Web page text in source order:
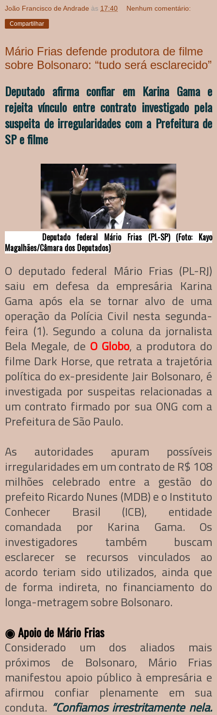
João Francisco de Andrade às 17:40 Nenhum comentário:
Compartilhar
Mário Frias defende produtora de filme
sobre Bolsonaro: “tudo será esclarecido”
Deputado afirma confiar em Karina Gama e
rejeita vínculo entre contrato investigado pela
suspeita de irregularidades com a Prefeitura de
SP e filme
Deputado federal Mário Frias (PL-SP) (Foto: Kayo
Magalhães/Câmara dos Deputados)
O deputado federal Mário Frias (PL-RJ)
saiu em defesa da empresária Karina
Gama após ela se tornar alvo de uma
operação da Polícia Civil nesta segunda-
feira (1). Segundo a coluna da jornalista
Bela Megale, de O Globo, a produtora do
filme Dark Horse, que retrata a trajetória
política do ex-presidente Jair Bolsonaro, é
investigada por suspeitas relacionadas a
um contrato firmado por sua ONG com a
Prefeitura de São Paulo.
As autoridades apuram possíveis
irregularidades em um contrato de R$ 108
milhões celebrado entre a gestão do
prefeito Ricardo Nunes (MDB) e o Instituto
Conhecer Brasil (ICB), entidade
comandada por Karina Gama. Os
investigadores também buscam
esclarecer se recursos vinculados ao
acordo teriam sido utilizados, ainda que
de forma indireta, no financiamento do
longa-metragem sobre Bolsonaro.
◉Apoio de Mário Frias
Considerado um dos aliados mais
próximos de Bolsonaro, Mário Frias
manifestou apoio público à empresária e
afirmou confiar plenamente em sua
conduta. “Confiamos irrestritamente nela.